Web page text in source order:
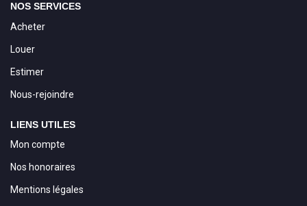
NOS SERVICES
Acheter
Louer
Estimer
Nous-rejoindre
LIENS UTILES
Mon compte
Nos honoraires
Mentions légales